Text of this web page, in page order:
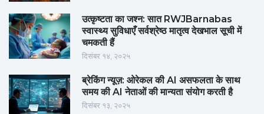
उत्कृष्टता का जश्न: सात RWJBarnabas
स्वास्थ्य सुविधाएँ सर्वश्रेष्ठ मातृत्व देखभाल सूची में
चमकती हैं
दिसंबर १४, २०२५
ब्रेकिंग न्यूज़: ओरेकल की AI असफलता के साथ
समय की AI नेताओं की मान्यता संयोग करती है
दिसंबर १३, २०२५